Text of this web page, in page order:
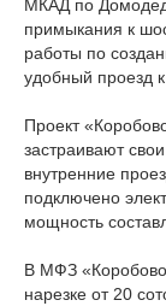
МКАД по
примыкания к
работы по
удобный проезд к
Проект
застраивают
внутренние
подключено
мощность
В МФЗ
нарезке от 20